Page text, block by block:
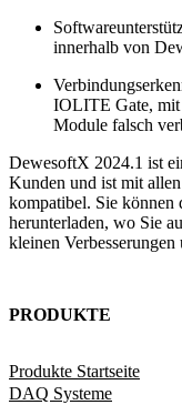
innerhalb von
IOLITE Gate, mit
Module falsch
DewesoftX 2024.1 ist
Kunden und ist mit allen
kompatibel. Sie können
herunterladen, wo Sie
kleinen
PRODUKTE
Produkte Startseite
DAQ Systeme